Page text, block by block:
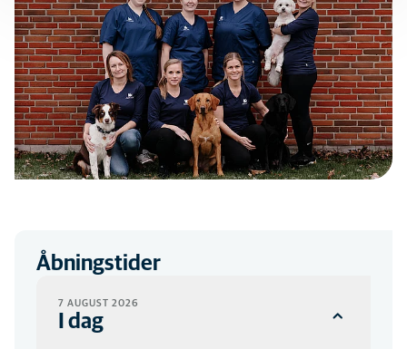
Åbningstider
7 AUGUST 2026
I dag